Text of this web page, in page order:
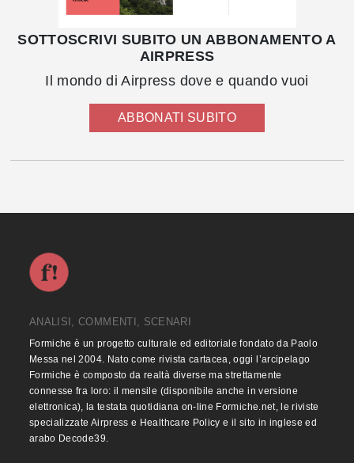
SOTTOSCRIVI SUBITO UN ABBONAMENTO A
AIRPRESS
Il mondo di Airpress dove e quando vuoi
ABBONATI SUBITO
ANALISI, COMMENTI, SCENARI
Formiche è un progetto culturale ed editoriale fondato da Paolo
Messa nel 2004. Nato come rivista cartacea, oggi l’arcipelago
Formiche è composto da realtà diverse ma strettamente
connesse fra loro: il mensile (disponibile anche in versione
elettronica), la testata quotidiana on-line Formiche.net, le riviste
specializzate Airpress e Healthcare Policy e il sito in inglese ed
arabo Decode39.